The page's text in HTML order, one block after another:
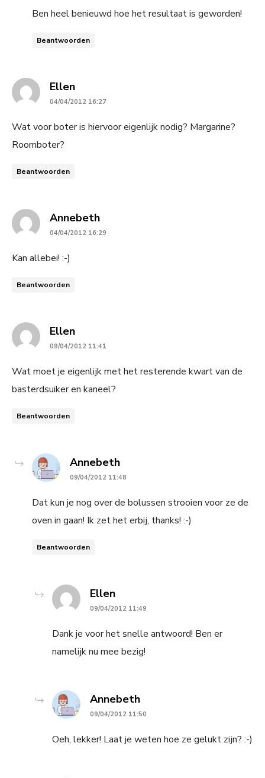
Ben heel benieuwd hoe het resultaat is geworden!
Beantwoorden
Ellensays:
04/04/2012 16:27
Wat voor boter is hiervoor eigenlijk nodig? Margarine?
Roomboter?
Beantwoorden
Annebethsays:
04/04/2012 16:29
Kan allebei! :-)
Beantwoorden
Ellensays:
09/04/2012 11:41
Wat moet je eigenlijk met het resterende kwart van de
basterdsuiker en kaneel?
Beantwoorden
Annebethsays:
09/04/2012 11:48
Dat kun je nog over de bolussen strooien voor ze de
oven in gaan! Ik zet het erbij, thanks! :-)
Beantwoorden
Ellensays:
09/04/2012 11:49
Dank je voor het snelle antwoord! Ben er
namelijk nu mee bezig!
Annebethsays:
09/04/2012 11:50
Oeh, lekker! Laat je weten hoe ze gelukt zijn? :-)